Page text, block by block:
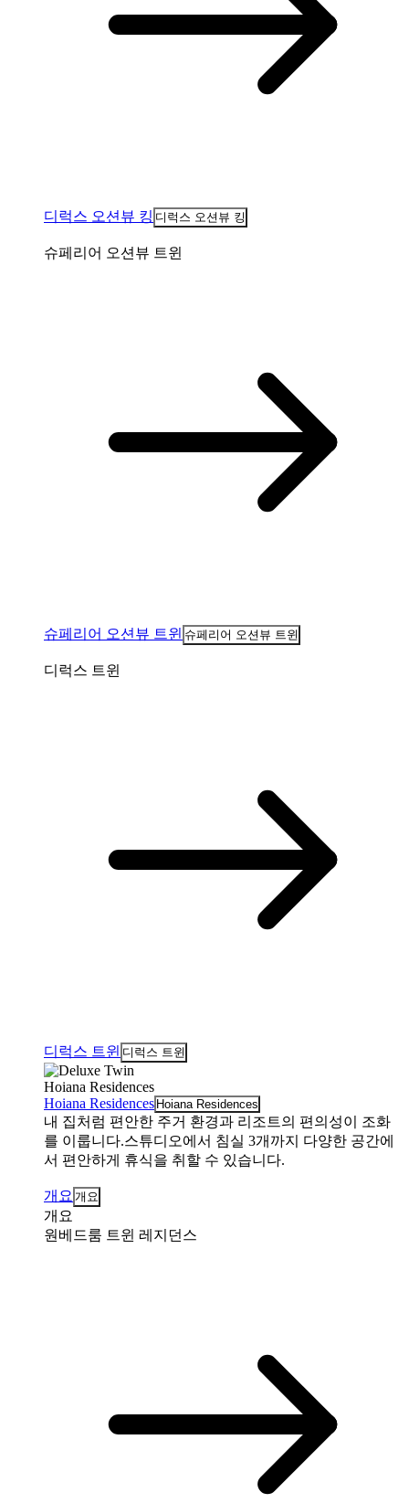
디럭스 오션뷰 킹 디럭스 오션뷰 킹
슈페리어 오션뷰 트윈
슈페리어 오션뷰 트윈 슈페리어 오션뷰 트윈
디럭스 트윈
디럭스 트윈 디럭스 트윈
Hoiana Residences
Hoiana Residences Hoiana Residences
내 집처럼 편안한 주거 환경과 리조트의 편의성이 조화
를 이룹니다.스튜디오에서 침실 3개까지 다양한 공간에
서 편안하게 휴식을 취할 수 있습니다.
개요 개요
개요
원베드룸 트윈 레지던스